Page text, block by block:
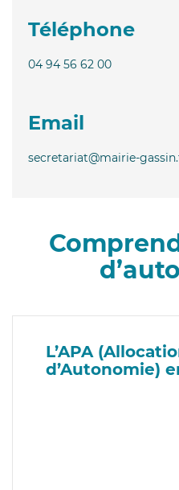
Téléphone
04 94 56 62 00
Email
secretariat@mairie-
L’APA
d’Autonomie)